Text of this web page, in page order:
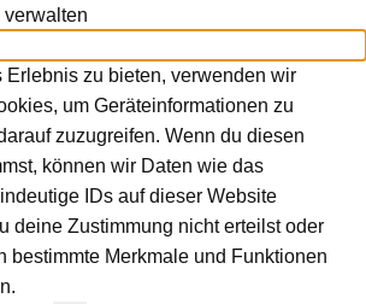
Erlebnis zu bieten, verwenden wir
um Geräteinformationen zu
zuzugreifen. Wenn du diesen
können wir Daten wie das
IDs auf dieser Website
deine Zustimmung nicht erteilst oder
bestimmte Merkmale und Funktionen